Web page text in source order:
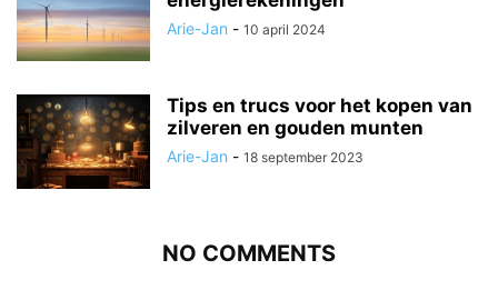
Arie-Jan - 10 april 2024
Tips en trucs voor het kopen van
zilveren en gouden munten
Arie-Jan - 18 september 2023
NO COMMENTS